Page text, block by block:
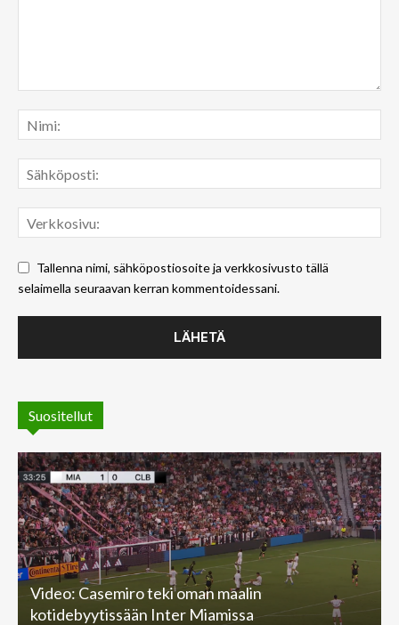
Tallenna nimi, sähköpostiosoite ja verkkosivusto tällä
selaimella seuraavan kerran kommentoidessani.
Suositellut
Video: Casemiro teki oman maalin
kotidebyytissään Inter Miamissa